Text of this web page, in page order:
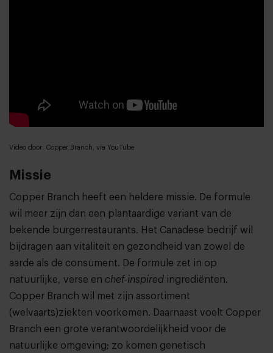
Video door: Copper Branch, via YouTube
Missie
Copper Branch heeft een heldere missie. De formule
wil meer zijn dan een plantaardige variant van de
bekende burgerrestaurants. Het Canadese bedrijf wil
bijdragen aan vitaliteit en gezondheid van zowel de
aarde als de consument. De formule zet in op
natuurlijke, verse en chef-inspired ingrediënten.
Copper Branch wil met zijn assortiment
(welvaarts)ziekten voorkomen. Daarnaast voelt Copper
Branch een grote verantwoordelijkheid voor de
natuurlijke omgeving; zo komen genetisch